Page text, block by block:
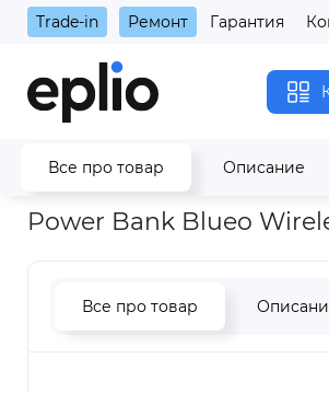
Trade-in Ремонт Гарантия
Все про товар Описание
Главная Power Bank Blueo Wireless
Power Bank Blueo
Все про товар